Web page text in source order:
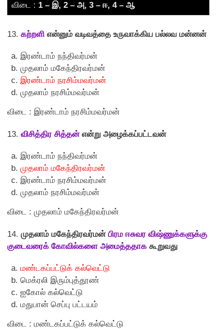
விடை : 1 – இ, 2 – அ, 3 – ஈ, 4 – ஆ
13. கற்றளி என்னும் வடிவத்தை உருவாக்கிய பல்லவ மன்னன்
இரண்டாம் நந்திவர்மன்
முதலாம் மகேந்திரவர்மன்
இரண்டாம் நரசிம்மவர்மன்
முதலாம் நரசிம்மவர்மன்
விடை : இரண்டாம் நரசிம்மவர்மன்
13. விசித்திர சித்தன்என்று அழைக்கப்பட்டவன்
இரண்டாம் நந்திவர்மன்
முதலாம் மகேந்திரவர்மன்
இரண்டாம் நரசிம்மவர்மன்
முதலாம் நரசிம்மவர்மன்
விடை : முதலாம் மகேந்திரவர்மன்
14. முதலாம் மகேந்திரவர்மன் பிரம ஈசுவர விஷ்ணுக்களுக்கு
குடைவரைக் கோவில்களை அமைத்ததாக கூறுவது
மண்டகப்பட்டுக் கல்வெட்டு
மெக்ரலி இரும்புத்தூண்
ஐகோல் கல்வெட்டு
மதுபான் செப்பு பட்டயம்
விடை : மண்டகப்பட்டுக் கல்வெட்டு